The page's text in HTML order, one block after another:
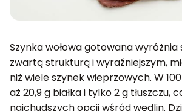
Szynka wołowa gotowana wyróżnia
zwartą strukturą i wyraźniejszym,
niż wiele szynek wieprzowych. W
aż 20,9 g białka i tylko 2 g tłuszczu,
najchudszych opcji wśród wędlin.